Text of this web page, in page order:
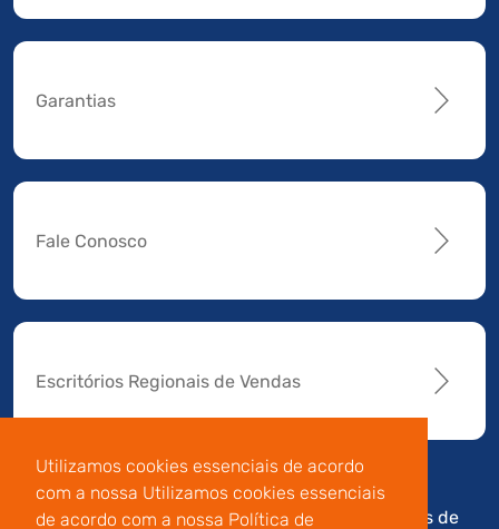
Utilizamos cookies essenciais de acordo
com a nossa Utilizamos cookies essenciais
de acordo com a nossa Política de
Garantias
Fale Conosco
Escritórios Regionais de Vendas
Av. Manoel da Nóbrega,
Termos de
Código de